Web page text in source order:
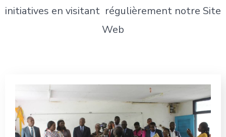
initiatives en visitant régulièrement notre Site
Web